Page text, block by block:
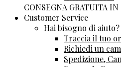
CONSEGNA GRATUITA
Customer Service
Hai bisogno di aiuto?
Traccia il tuo
Richiedi un
Spedizione,